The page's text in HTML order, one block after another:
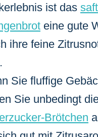
ist das
eine gute
ihre feine
Sie fluffige
Sie unbedingt
Brötchen